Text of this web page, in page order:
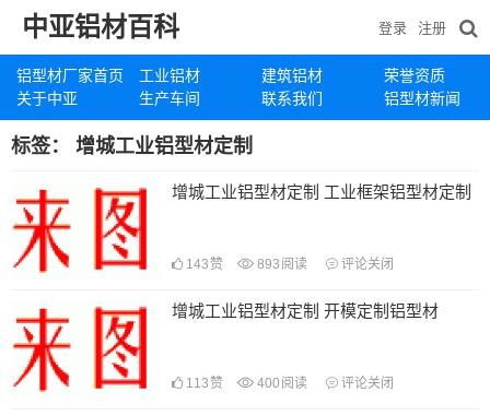
中亚铝材百科
铝型材厂家首页 工业铝材 建筑铝材
荣誉资质
关于中亚
生产车间 联系我们 铝型材新闻
登录 注册
标签： 增城工业铝型材定制
增城工业铝型材定制 工业框架铝型材定制
143 赞 893 阅读 评论关闭
增城工业铝型材定制 开模定制铝型材
113 赞 400 阅读 评论关闭